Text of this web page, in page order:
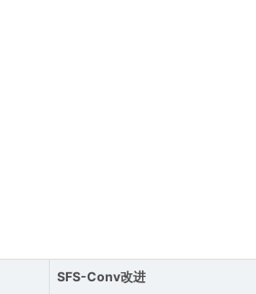
SFS-Conv改进